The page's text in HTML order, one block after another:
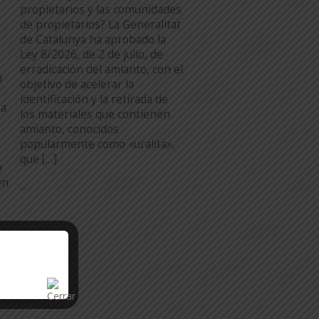
propietarios y las comunidades
de propietarios? La Generalitat
de Catalunya ha aprobado la
Ley 8/2026, de 2 de julio, de
erradicación del amianto, con el
objetivo de acelerar la
identificación y la retirada de
los materiales que contienen
amianto, conocidos
popularmente como «uralita»,
que […]
...